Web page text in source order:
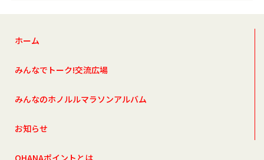
ホーム
みんなでトーク!交流広場
みんなのホノルルマラソンアルバム
お知らせ